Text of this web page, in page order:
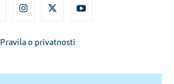
Pravila o privatnosti